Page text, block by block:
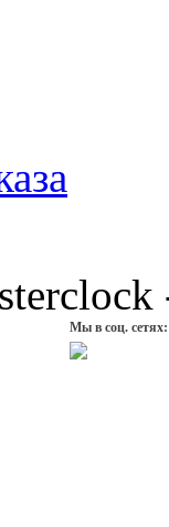
Мы в соц. сетях: